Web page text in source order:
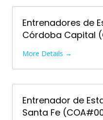
Entrenadores de
Córdoba Capital
More Details
Entrenador de
Santa Fe